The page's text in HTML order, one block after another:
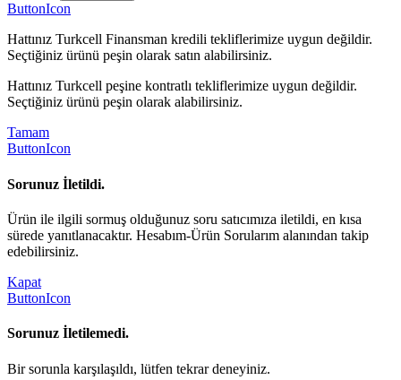
ButtonIcon
Hattınız Turkcell Finansman kredili tekliflerimize uygun değildir.
Seçtiğiniz ürünü peşin olarak satın alabilirsiniz.
Hattınız Turkcell peşine kontratlı tekliflerimize uygun değildir.
Seçtiğiniz ürünü peşin olarak alabilirsiniz.
Tamam
ButtonIcon
Sorunuz İletildi.
Ürün ile ilgili sormuş olduğunuz soru satıcımıza iletildi, en kısa
sürede yanıtlanacaktır. Hesabım-Ürün Sorularım alanından takip
edebilirsiniz.
Kapat
ButtonIcon
Sorunuz İletilemedi.
Bir sorunla karşılaşıldı, lütfen tekrar deneyiniz.